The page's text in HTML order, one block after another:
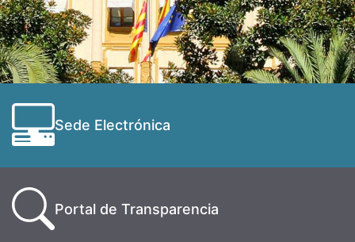
Sede Electrónica
Portal de Transparencia